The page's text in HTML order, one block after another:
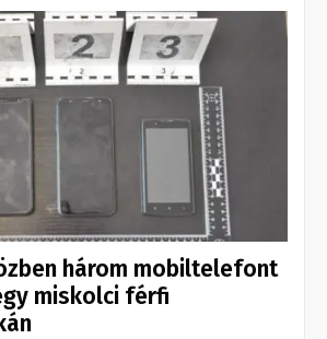
három mobiltelefont
miskolci férfi